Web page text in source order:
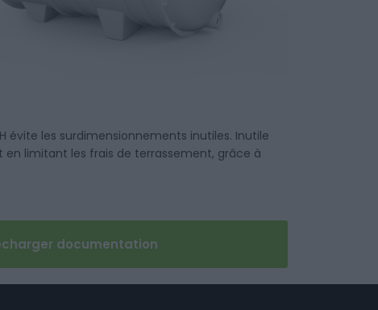
les surdimensionnements inutiles. Inutile
en limitant les frais de terrassement, grâce à
documentation